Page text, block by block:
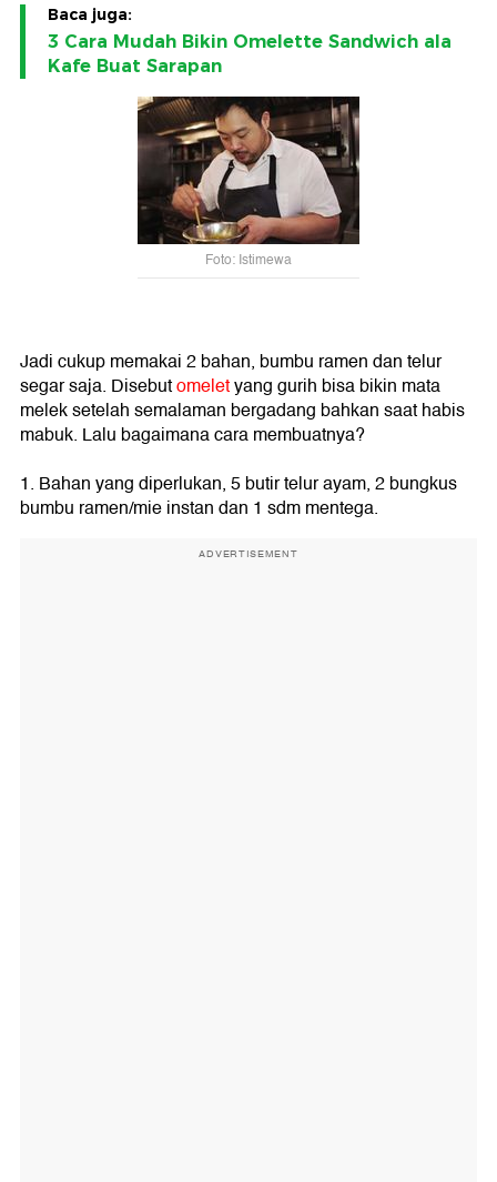
Baca juga:
3 Cara Mudah Bikin Omelette Sandwich ala
Kafe Buat Sarapan
Foto: Istimewa
Jadi cukup memakai 2 bahan, bumbu ramen dan telur
segar saja. Disebutomeletyang gurih bisa bikin mata
melek setelah semalaman bergadang bahkan saat habis
mabuk. Lalu bagaimana cara membuatnya?
1. Bahan yang diperlukan, 5 butir telur ayam, 2 bungkus
bumbu ramen/mie instan dan 1 sdm mentega.
ADVERTISEMENT